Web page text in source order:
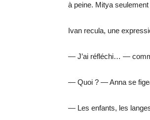
à peine. Mitya
Ivan recula, une
— J’ai réfléchi… —
— Quoi ? — Anna se
— Les enfants, les